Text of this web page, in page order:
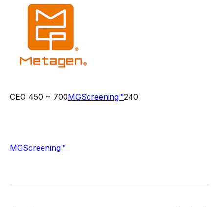
株式会社メタジェン（本社：山形県鶴岡市、代表取締役社長CEO 福田真嗣、以下、「当社」）は、この度、通常450 ~ 700万円程度（税抜）の費用でご提供している「MGScreening™」を、被験品数や分析項目、期間を限定することで240万円でご提供する数量限定のキャンペーンを実施いたします。
【MGScreening™ キャンペーン】業界で注目の短鎖脂肪酸を限られた予算で測定し、今後の研究の足がかりに！コーポレート 事業